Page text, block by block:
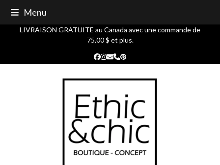
content
Menu
LIVRAISON GRATUITE au Canada avec une commande de
75,00 $ et plus.
Facebook
Instagram
Courriel
Phone
Pinterest